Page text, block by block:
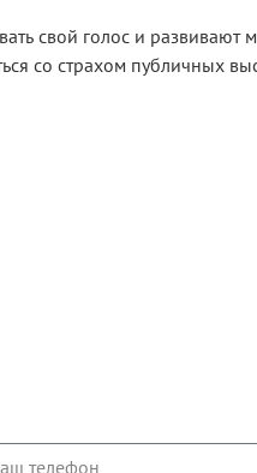
свой голос и
со страхом публичных